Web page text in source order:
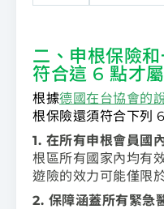
二、申根保險
符合這 6 點才
根據德國在台協會的
根保險還須符合下列
1. 在所有申根會員國
根區所有國家內均有
遊險的效力可能僅限
2. 保障涵蓋所有緊急